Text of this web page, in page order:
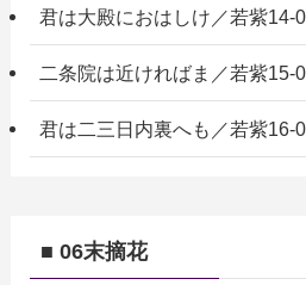
君は大殿におはしけ／若紫14-
二条院は近ければま／若紫15-
君は二三日内裏へも／若紫16-
■ 06末摘花